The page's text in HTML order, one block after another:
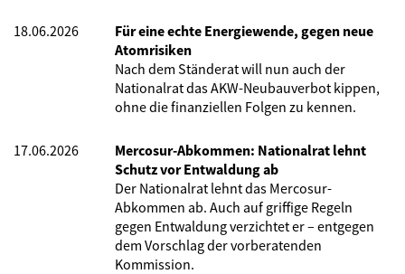
18.06.2026
Für eine echte Energiewende, gegen neue
Atomrisiken
Nach dem Ständerat will nun auch der
Nationalrat das AKW-Neubauverbot kippen,
ohne die finanziellen Folgen zu kennen.
17.06.2026
Mercosur-Abkommen: Nationalrat lehnt
Schutz vor Entwaldung ab
Der Nationalrat lehnt das Mercosur-
Abkommen ab. Auch auf griffige Regeln
gegen Entwaldung verzichtet er – entgegen
dem Vorschlag der vorberatenden
Kommission.